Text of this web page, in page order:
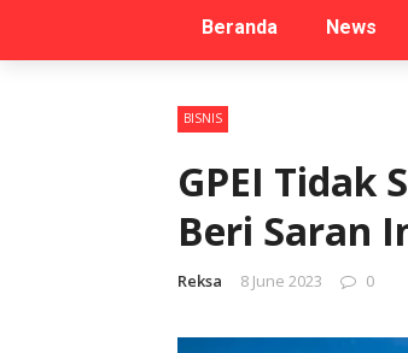
Beranda News
BISNIS
GPEI Tidak
Beri Saran
Reksa 8 June 2023 0